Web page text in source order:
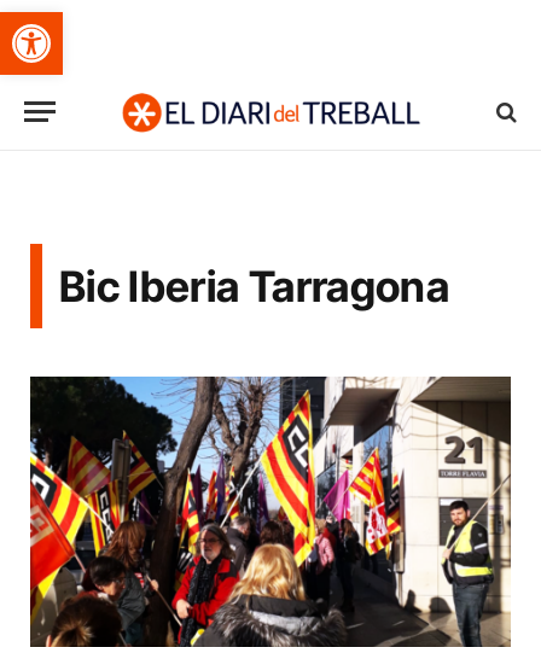
Obre la barra d'eines
Bic Iberia Tarragona